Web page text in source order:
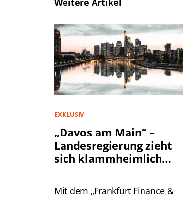
EXKLUSIV
„Davos am Main“ –
Landesregierung zieht
sich klammheimlich
Mit dem „Frankfurt Finance &